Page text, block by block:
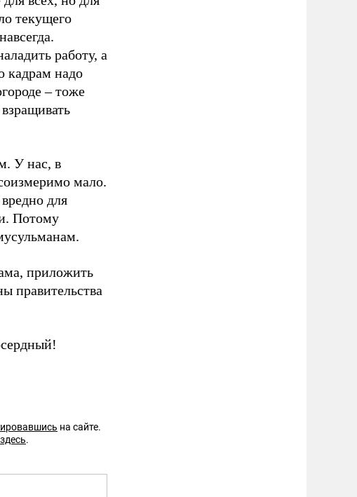
текущего
работу, а
кадрам надо
– тоже
У нас, в
мало.
для
Потому
приложить
правительства
на сайте.
здесь.